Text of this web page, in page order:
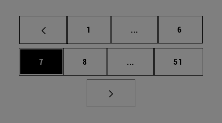
Página
1 ... Páginas intermedias
Página
6
Página
7 Página
8 ... Páginas intermedias
Página
51